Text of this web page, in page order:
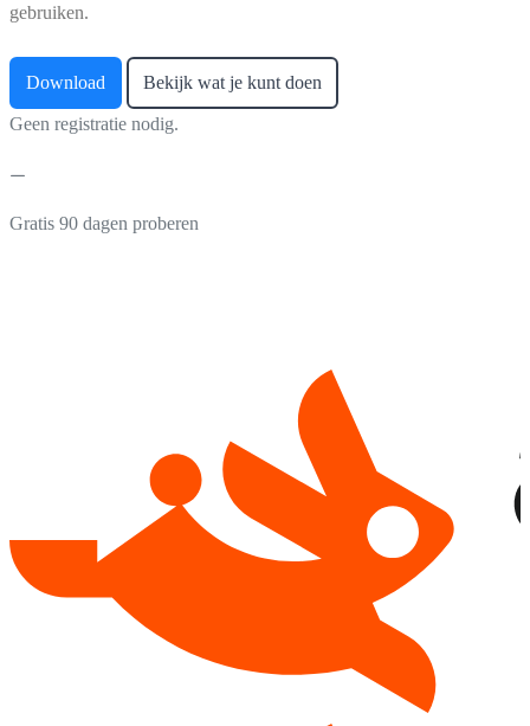
gebruiken.
Download Bekijk wat je kunt doen
Geen registratie nodig.
Gratis 90 dagen proberen